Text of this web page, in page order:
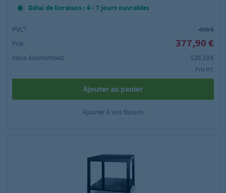
Délai de livraison : 4 - 7 jours ouvrables
PVC²:
498 €
Prix:
377,90 €
Vous économisez: 120,10 €
Prix HT,
Ajouter au panier
Ajouter à vos favoris